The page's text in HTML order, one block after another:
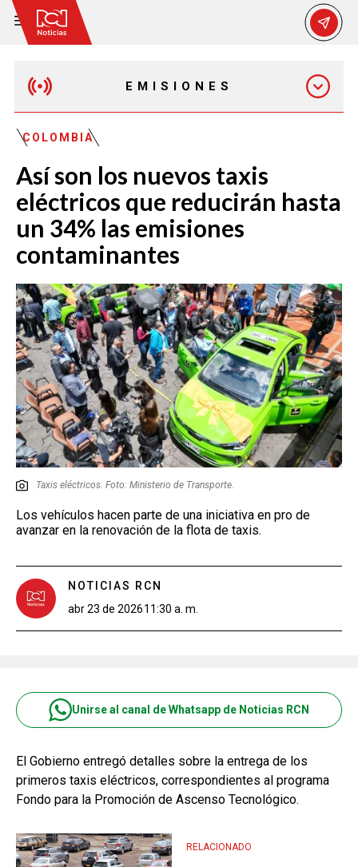
EMISIONES
EMISIÓN 7:00 PM
COLOMBIA
Así son los nuevos taxis
eléctricos que reducirán hasta
un 34% las emisiones
contaminantes
Taxis eléctricos. Foto: Ministerio de Transporte.
Los vehículos hacen parte de una iniciativa en pro de
avanzar en la renovación de la flota de taxis.
NOTICIAS RCN
abr 23 de 202611:30 a. m.
Unirse al canal de Whatsapp de Noticias RCN
El Gobierno entregó detalles sobre la entrega de los
primeros taxis eléctricos, correspondientes al programa
Fondo para la Promoción de Ascenso Tecnológico.
RELACIONADO